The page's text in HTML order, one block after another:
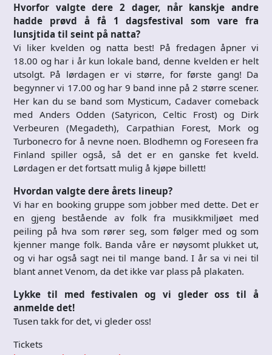
Hvorfor valgte dere 2 dager, når kanskje andre
hadde prøvd å få 1 dagsfestival som vare fra
lunsjtida til seint på natta?
Vi liker kvelden og natta best! På fredagen åpner vi
18.00 og har i år kun lokale band, denne kvelden er helt
utsolgt. På lørdagen er vi større, for første gang! Da
begynner vi 17.00 og har 9 band inne på 2 større scener.
Her kan du se band som Mysticum, Cadaver comeback
med Anders Odden (Satyricon, Celtic Frost) og Dirk
Verbeuren (Megadeth), Carpathian Forest, Mork og
Turbonecro for å nevne noen. Blodhemn og Foreseen fra
Finland spiller også, så det er en ganske fet kveld.
Lørdagen er det fortsatt mulig å kjøpe billett!
Hvordan valgte dere årets lineup?
Vi har en booking gruppe som jobber med dette. Det er
en gjeng bestående av folk fra musikkmiljøet med
peiling på hva som rører seg, som følger med og som
kjenner mange folk. Banda våre er nøysomt plukket ut,
og vi har også sagt nei til mange band. I år sa vi nei til
blant annet Venom, da det ikke var plass på plakaten.
Lykke til med festivalen og vi gleder oss til å
anmelde det!
Tusen takk for det, vi gleder oss!
Tickets